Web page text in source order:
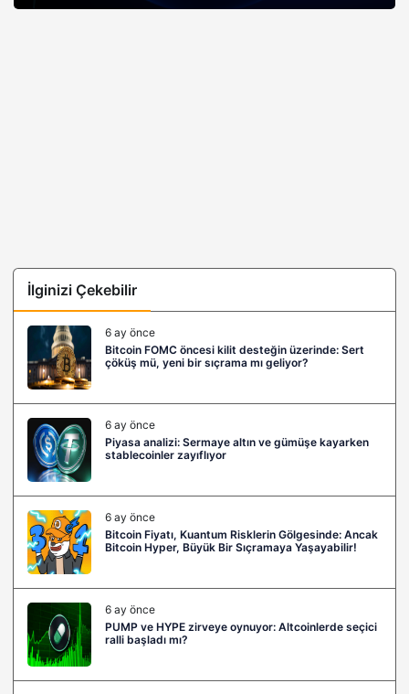
İlginizi Çekebilir
6 ay önce
Bitcoin FOMC öncesi kilit desteğin üzerinde: Sert
çöküş mü, yeni bir sıçrama mı geliyor?
6 ay önce
Piyasa analizi: Sermaye altın ve gümüşe kayarken
stablecoinler zayıflıyor
6 ay önce
Bitcoin Fiyatı, Kuantum Risklerin Gölgesinde: Ancak
Bitcoin Hyper, Büyük Bir Sıçramaya Yaşayabilir!
6 ay önce
PUMP ve HYPE zirveye oynuyor: Altcoinlerde seçici
ralli başladı mı?